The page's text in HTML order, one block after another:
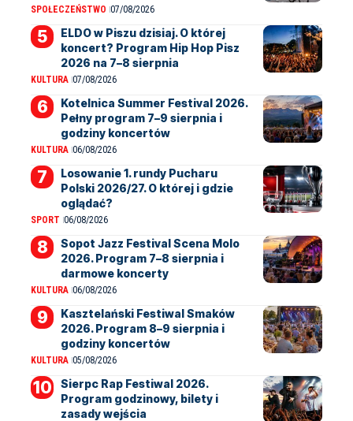
SPOŁECZEŃSTWO 07/08/2026
ELDO w Piszu dzisiaj. O której
koncert? Program Hip Hop Pisz
2026 na 7–8 sierpnia
KULTURA 07/08/2026
Kotelnica Summer Festival 2026.
Pełny program 7–9 sierpnia i
godziny koncertów
KULTURA 06/08/2026
Losowanie 1. rundy Pucharu
Polski 2026/27. O której i gdzie
oglądać?
SPORT 06/08/2026
Sopot Jazz Festival Scena Molo
2026. Program 7–8 sierpnia i
darmowe koncerty
KULTURA 06/08/2026
Kasztelański Festiwal Smaków
2026. Program 8–9 sierpnia i
godziny koncertów
KULTURA 05/08/2026
Sierpc Rap Festiwal 2026.
Program godzinowy, bilety i
zasady wejścia